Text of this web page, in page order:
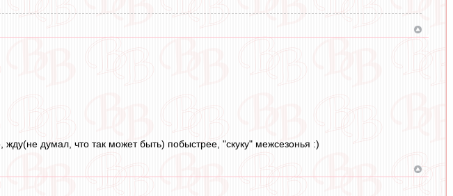
думал, что так может быть) побыстрее, "скуку" межсезонья :)